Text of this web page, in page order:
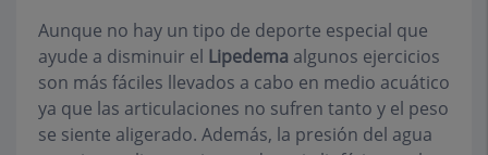
Aunque no hay un tipo de deporte especial que
ayude a disminuir el Lipedema algunos ejercicios
son más fáciles llevados a cabo en medio acuático
ya que las articulaciones no sufren tanto y el peso
se siente aligerado. Además, la presión del agua